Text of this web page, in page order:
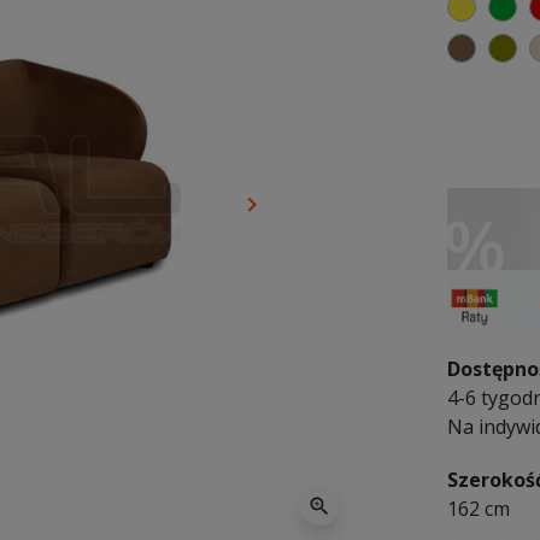
Następny
keyboard_arrow_right
zoom_in
żółty
brązowy
4-6
Na
162 cm